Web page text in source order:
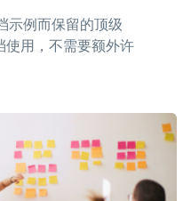
示例而保留的顶级
用，不需要额外许